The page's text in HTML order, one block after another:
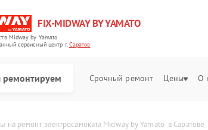
FIX-MIDWAY BY YAMATO
Midway by Yamato
cервисный центр г.Саратов
Срочный ремонт Цены О
на ремонт электросамоката Midway by Yamato  в Саратове